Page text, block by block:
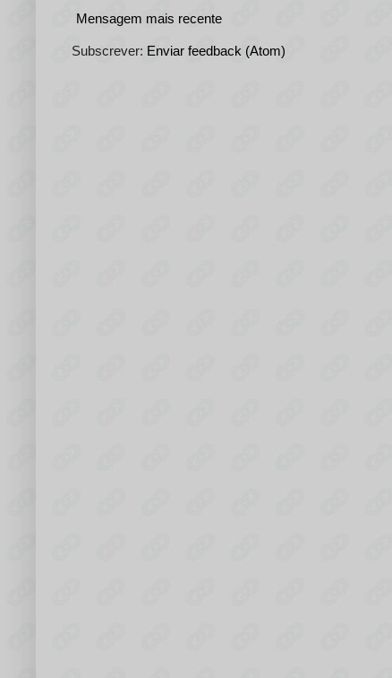
Mensagem mais recente
Subscrever: Enviar feedback (Atom)